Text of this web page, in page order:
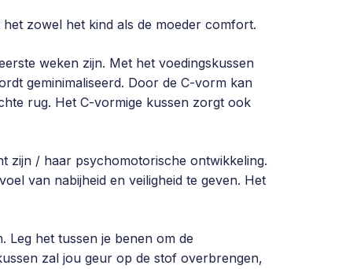
het zowel het kind als de moeder comfort.
weken zijn. Met het voedingskussen
geminimaliseerd. Door de C-vorm kan
rug. Het C-vormige kussen zorgt ook
zijn / haar psychomotorische ontwikkeling.
van nabijheid en veiligheid te geven. Het
Leg het tussen je benen om de
zal jou geur op de stof overbrengen,